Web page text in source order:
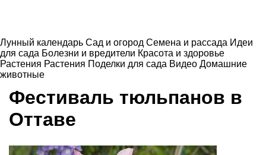
Лунный календарь Сад и огород Семена и рассада Идеи
для сада Болезни и вредители Красота и здоровье
Растения Растения Поделки для сада Видео Домашние
животные
Фестиваль тюльпанов в
Оттаве